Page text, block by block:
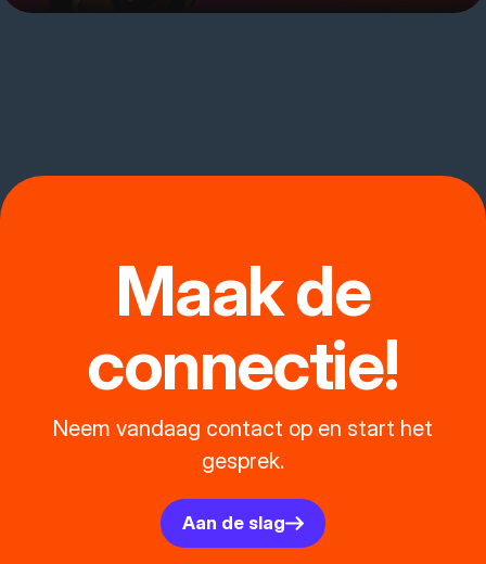
Maak de
connectie!
Neem vandaag contact op en start het
gesprek.
Aan de slag